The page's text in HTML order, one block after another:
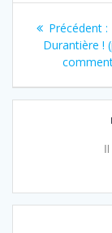
de
l’article
Précédent :
:
Durantière !